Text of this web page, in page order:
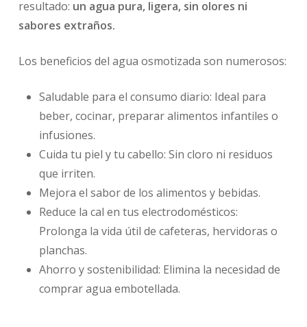
resultado: un agua pura, ligera, sin olores ni
sabores extraños.
Los beneficios del agua osmotizada son numerosos:
Saludable para el consumo diario: Ideal para
beber, cocinar, preparar alimentos infantiles o
infusiones.
Cuida tu piel y tu cabello: Sin cloro ni residuos
que irriten.
Mejora el sabor de los alimentos y bebidas.
Reduce la cal en tus electrodomésticos:
Prolonga la vida útil de cafeteras, hervidoras o
planchas.
Ahorro y sostenibilidad: Elimina la necesidad de
comprar agua embotellada.